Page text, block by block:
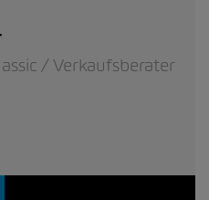
/ Verkaufsberater